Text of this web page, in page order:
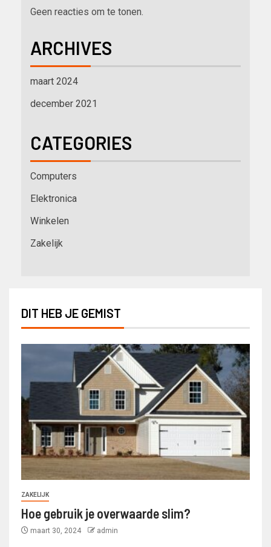
Geen reacties om te tonen.
ARCHIVES
maart 2024
december 2021
CATEGORIES
Computers
Elektronica
Winkelen
Zakelijk
DIT HEB JE GEMIST
ZAKELIJK
Hoe gebruik je overwaarde slim?
maart 30, 2024 admin